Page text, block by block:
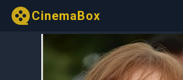
CinemaBox